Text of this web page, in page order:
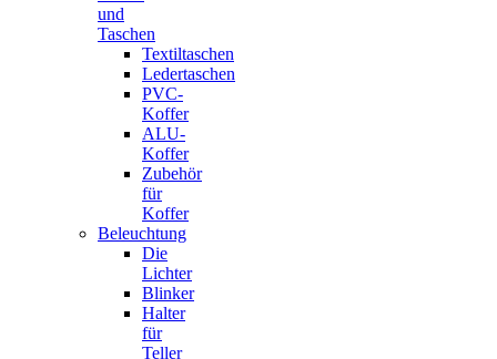
und
Taschen
Textiltaschen
Ledertaschen
PVC-
Koffer
ALU-
Koffer
Zubehör
für
Koffer
Beleuchtung
Die
Lichter
Blinker
Halter
für
Teller